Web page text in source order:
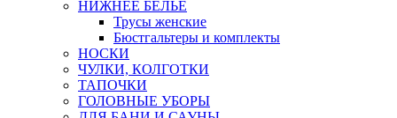
НИЖНЕЕ БЕЛЬЕ
Трусы женские
Бюстгальтеры и комплекты
НОСКИ
ЧУЛКИ, КОЛГОТКИ
ТАПОЧКИ
ГОЛОВНЫЕ УБОРЫ